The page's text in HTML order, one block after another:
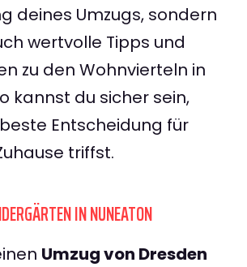
deines Umzugs, sondern
wertvolle Tipps und
zu den Wohnvierteln in
kannst du sicher sein,
Entscheidung für
triffst.
IN NUNEATON
Umzug von Dresden